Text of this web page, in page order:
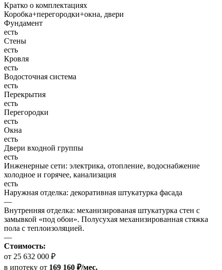
Кратко о комплектациях
Коробка+перегородки+окна, двери
Фундамент
есть
Стены
есть
Кровля
есть
Водосточная система
есть
Перекрытия
есть
Перегородки
есть
Окна
есть
Двери входной группы
есть
Инженерные сети: электрика, отопление, водоснабжение
холодное и горячее, канализация
есть
Наружная отделка: декоративная штукатурка фасада
—
Внутренняя отделка: механизированая штукатурка стен с
замывкой «под обои». Полусухая механизированная стяжка
пола с теплоизоляцией.
—
Стоимость:
от 25 632 000 ₽
в ипотеку от 169 160 ₽/мес.